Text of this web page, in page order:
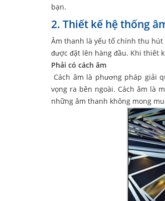
bạn.
2. Thiết kế hệ thống
Âm thanh là yếu tố chính thu
được đặt lên hàng đầu. Khi thiêt
Phải có cách âm
Cách âm là phương pháp giải
vọng ra bên ngoài. Cách âm là
những âm thanh không mong